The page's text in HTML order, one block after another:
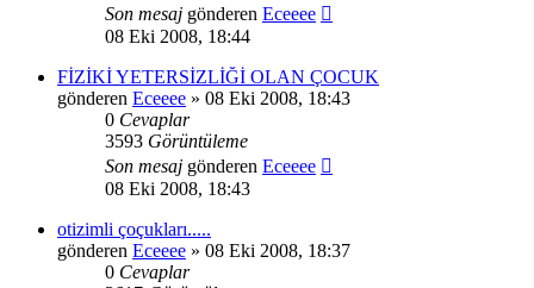
Son mesaj gönderen Eceeee
08 Eki 2008, 18:44
FİZİKİ YETERSİZLİĞİ OLAN ÇOCUK
gönderen Eceeee » 08 Eki 2008, 18:43
0 Cevaplar
3593 Görüntüleme
Son mesaj gönderen Eceeee
08 Eki 2008, 18:43
otizimli çoçukları.....
gönderen Eceeee » 08 Eki 2008, 18:37
0 Cevaplar